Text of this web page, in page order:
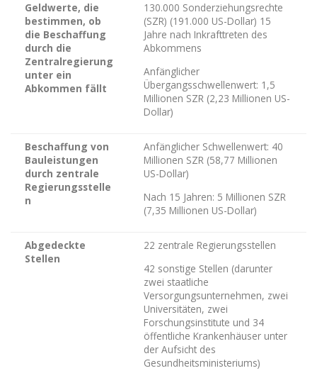
Geldwerte, die
bestimmen, ob
die Beschaffung
durch die
Zentralregierung
unter ein
Abkommen fällt
130.000 Sonderziehungsrechte
(SZR) (191.000 US-Dollar) 15
Jahre nach Inkrafttreten des
Abkommens
Anfänglicher
Übergangsschwellenwert: 1,5
Millionen SZR (2,23 Millionen US-
Dollar)
Beschaffung von
Bauleistungen
durch zentrale
Regierungsstelle
n
Anfänglicher Schwellenwert: 40
Millionen SZR (58,77 Millionen
US-Dollar)
Nach 15 Jahren: 5 Millionen SZR
(7,35 Millionen US-Dollar)
Abgedeckte
Stellen
22 zentrale Regierungsstellen
42 sonstige Stellen (darunter
zwei staatliche
Versorgungsunternehmen, zwei
Universitäten, zwei
Forschungsinstitute und 34
öffentliche Krankenhäuser unter
der Aufsicht des
Gesundheitsministeriums)